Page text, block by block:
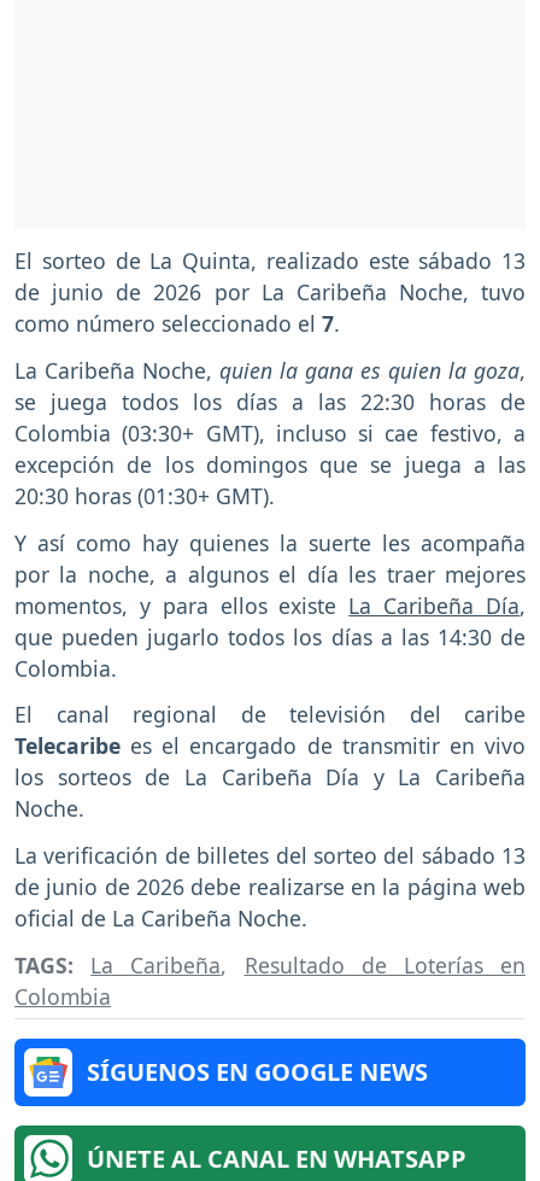
El sorteo de La Quinta, realizado este sábado 13
de junio de 2026 por La Caribeña Noche, tuvo
como número seleccionado el 7.
La Caribeña Noche, quien la gana es quien la goza,
se juega todos los días a las 22:30 horas de
Colombia (03:30+ GMT), incluso si cae festivo, a
excepción de los domingos que se juega a las
20:30 horas (01:30+ GMT).
Y así como hay quienes la suerte les acompaña
por la noche, a algunos el día les traer mejores
momentos, y para ellos existe La Caribeña Día,
que pueden jugarlo todos los días a las 14:30 de
Colombia.
El canal regional de televisión del caribe
Telecaribe es el encargado de transmitir en vivo
los sorteos de La Caribeña Día y La Caribeña
Noche.
La verificación de billetes del sorteo del sábado 13
de junio de 2026 debe realizarse en la página web
oficial de La Caribeña Noche.
TAGS: La Caribeña, Resultado de Loterías en
Colombia
SÍGUENOS EN GOOGLE NEWS
ÚNETE AL CANAL EN WHATSAPP